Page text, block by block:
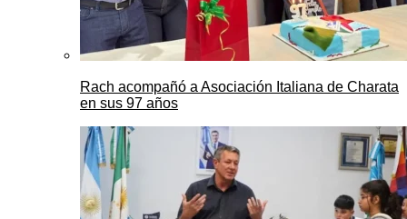
Rach acompañó a Asociación Italiana de Charata
en sus 97 años